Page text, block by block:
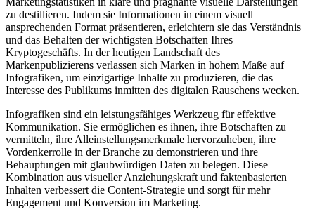
zu destillieren. Indem sie Informationen in einem visuell
ansprechenden Format präsentieren, erleichtern sie das Verständnis
und das Behalten der wichtigsten Botschaften Ihres
Kryptogeschäfts. In der heutigen Landschaft des
Markenpublizierens verlassen sich Marken in hohem Maße auf
Infografiken, um einzigartige Inhalte zu produzieren, die das
Interesse des Publikums inmitten des digitalen Rauschens wecken.
Infografiken sind ein leistungsfähiges Werkzeug für effektive
Kommunikation. Sie ermöglichen es ihnen, ihre Botschaften zu
vermitteln, ihre Alleinstellungsmerkmale hervorzuheben, ihre
Vordenkerrolle in der Branche zu demonstrieren und ihre
Behauptungen mit glaubwürdigen Daten zu belegen. Diese
Kombination aus visueller Anziehungskraft und faktenbasierten
Inhalten verbessert die Content-Strategie und sorgt für mehr
Engagement und Konversion im Marketing.